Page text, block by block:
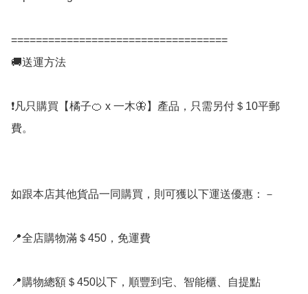
===================================
🚚送運方法
❗凡只購買【橘子🍊 x 一木🦋】產品，只需另付＄10平郵
費。
如跟本店其他貨品一同購買，則可獲以下運送優惠：－
📍全店購物滿＄450，免運費
📍購物總額＄450以下，順豐到宅、智能櫃、自提點